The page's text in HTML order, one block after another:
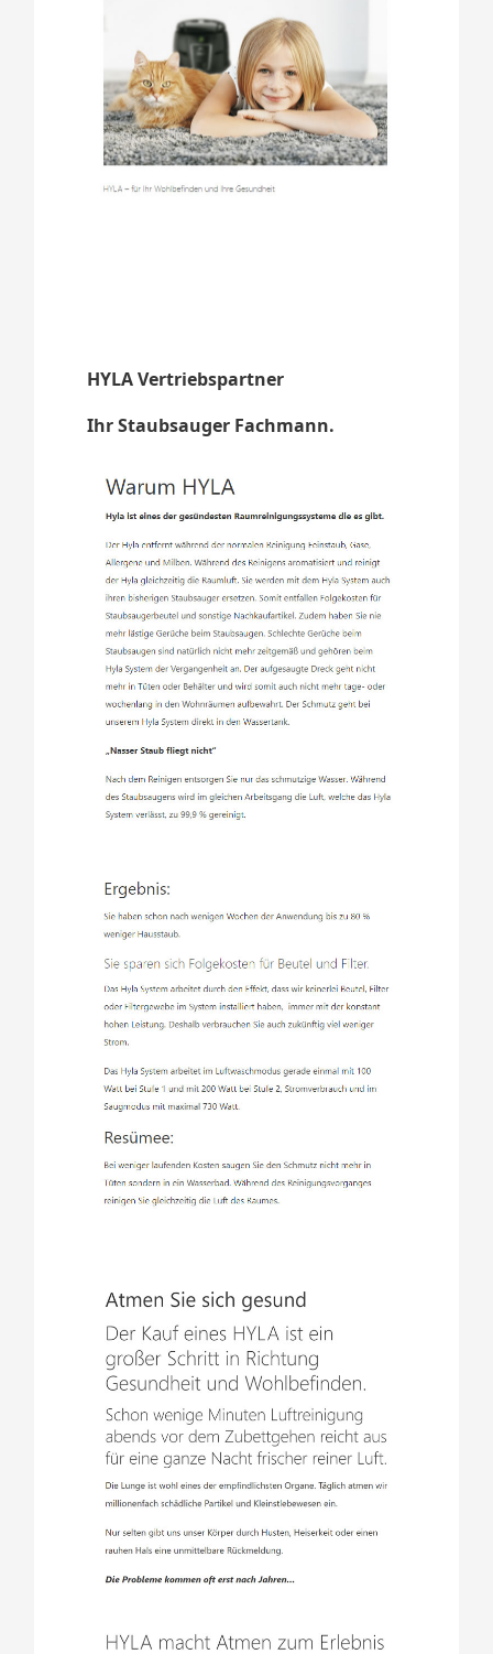
HYLA Vertriebspartner
Ihr Staubsauger Fachmann.